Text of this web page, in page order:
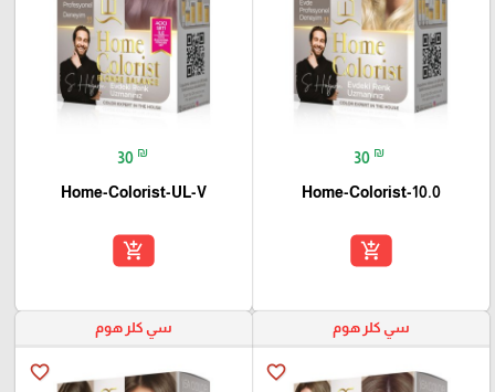
30 ₪
Home-Colorist-10.0
add_shopping_cart
30 ₪
Home-Colorist-UL-V
add_shopping_cart
سي كلر هوم
favorite_border
سي كلر هوم
favorite_border